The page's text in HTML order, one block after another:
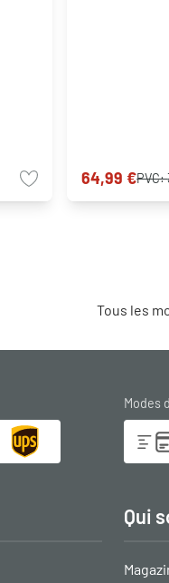
64,99 €PVC:
Tous les
Modes
Qui